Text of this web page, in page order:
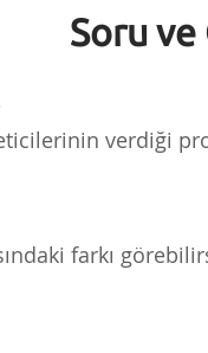
Soru ve
verdiği
farkı